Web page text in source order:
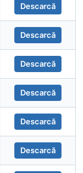
Descarcă
Descarcă
Descarcă
Descarcă
Descarcă
Descarcă